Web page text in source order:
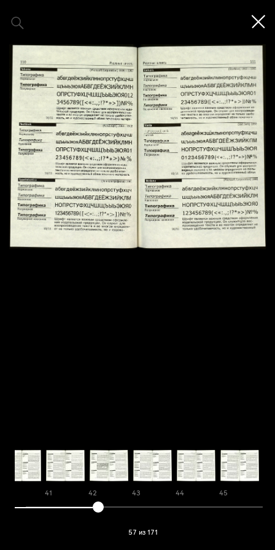
41 42 43 44 45
57 из 171